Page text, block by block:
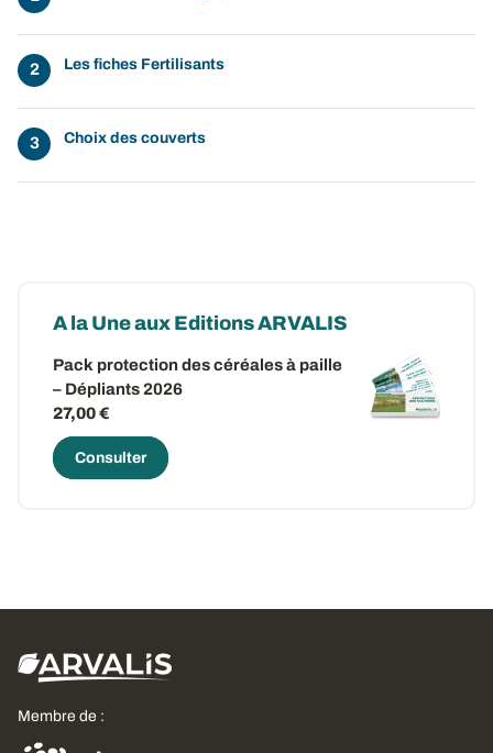
Les fiches Fertilisants
Choix des couverts
A la Une aux Editions ARVALIS
Pack protection des céréales à paille
– Dépliants 2026
27,00 €
Consulter
Membre de :